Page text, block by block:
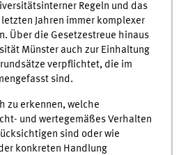
Regeln und das
Jahren immer komplexer
Über die Gesetzestreue hinaus
Münster auch zur Einhaltung
verpflichtet, die im
sind.
zu erkennen, welche
und wertegemäßes Verhalten
sind oder wie
konkreten Handlung